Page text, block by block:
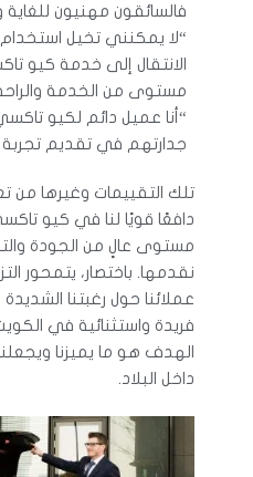
فالسائقون مهنيون للغاية
“لا يمكنني تخيل
الانتقال إلى خدمة كيو
مستوى من الخدمة
“أنا عميل دائم لكيو
جدارتهم في تقديم
تلك التقييمات وغيرها من
دافعًا قويًا لنا في كيو
مستوى عالٍ من الجودة
نقدمها. باختصار، يتمحور
عملائنا حول رغبتنا
فريدة واستثنائية في
الهدف هو ما يميزنا ويجعلنا
داخل البلاد.